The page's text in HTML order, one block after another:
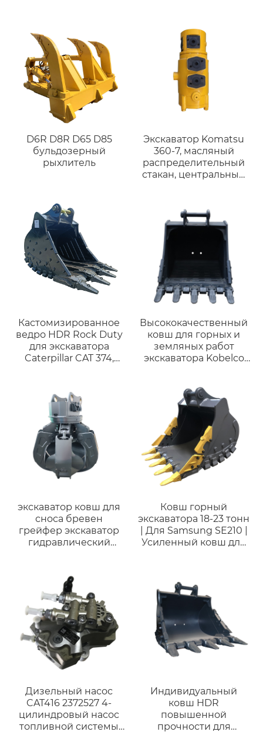
D6R D8R D65 D85
бульдозерный
рыхлитель
Экскаватор Komatsu
360-7, масляный
распределительный
стакан, центральный
инженерные
аксессуары, масляный
распределительный
стакан Hitachi ZX60-5A,
центральный
трубопроводный
соединитель,
аксессуары для
инженерной техники.
Кастомизированное
ведро HDR Rock Duty
для экскаватора
Caterpillar CAT 374,
– 75 тонн,
высококачественное
ведро для горных
работ.
Высококачественный
ковш для горных и
земляных работ
экскаватора Kobelco
экскаватор ковш для
сноса бревен
грейфер экскаватор
гидравлический
грейфер
Ковш горный
экскаватора 18-23 тонн
| Для Samsung SE210 |
Усиленный ковш для
Дизельный насос
CAT416 2372527 4-
цилиндровый насос
топливной системы
Индивидуальный
ковш HDR
повышенной
прочности для